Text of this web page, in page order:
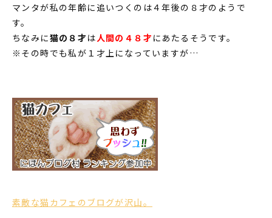
マンタが私の年齢に追いつくのは４年後の８才のようで
す。
ちなみに猫の８才 は 人間の４８才 にあたるそうです。
※その時でも私が１才上になっていますが…
素敵な猫カフェのブログが沢山。